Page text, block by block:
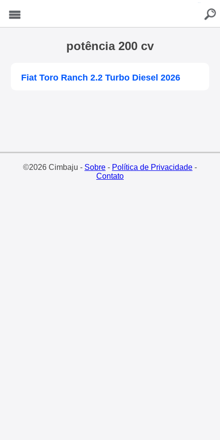
potência 200 cv
Fiat Toro Ranch 2.2 Turbo Diesel 2026
©2026 Cimbaju - Sobre- Política de Privacidade-
Contato